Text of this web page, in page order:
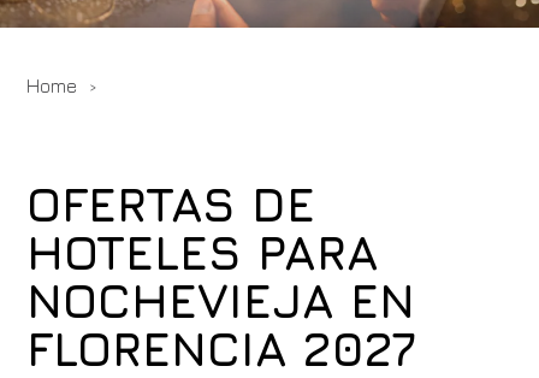
Reservar
Home
OFERTAS DE
HOTELES PARA
NOCHEVIEJA EN
FLORENCIA 2027